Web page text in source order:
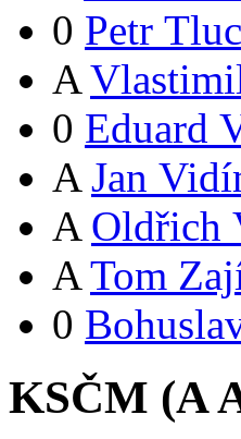
0 Petr
A
0 Eduard
A Jan
A Oldřich
A Tom
0
KSČM (A